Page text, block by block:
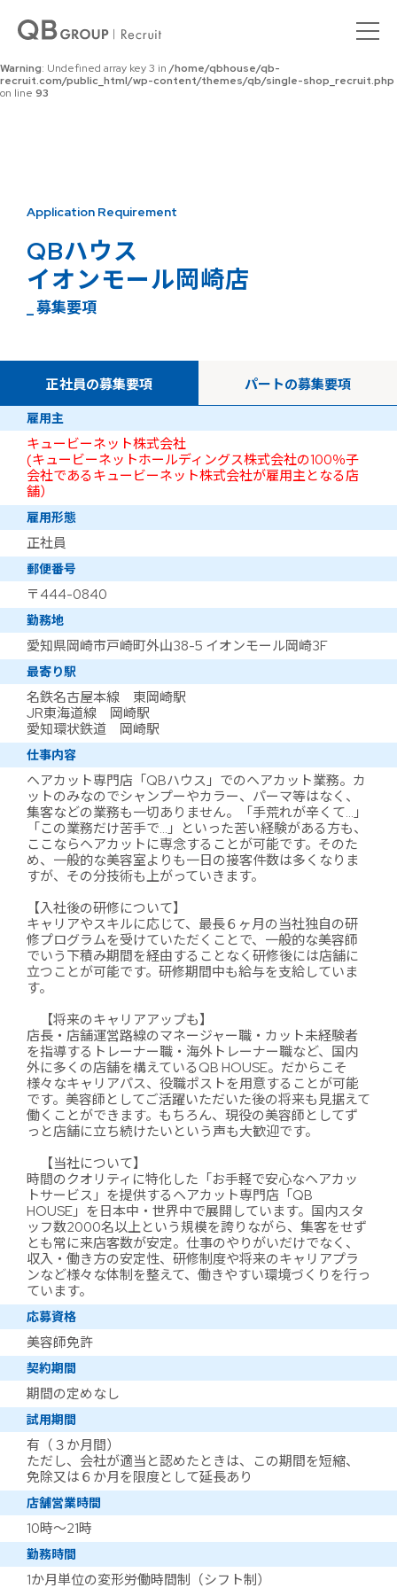
Warning : Undefined array key 0 in
recruit.com/public_html/wp-content/themes/qb/single-shop_recruit.php
on line92
Warning: Undefined array key 3 in /home/qbhouse/qb-
recruit.com/public_html/wp-content/themes/qb/single-shop_recruit.php
on line 93
Application Requirement
QBハウス
イオンモール岡崎店
_ 募集要項
正社員の募集要項 パートの募集要項
雇用主
キュービーネット株式会社
(キュービーネットホールディングス株式会社の100％子
会社であるキュービーネット株式会社が雇用主となる店
舗）
雇用形態
正社員
郵便番号
〒444-0840
勤務地
愛知県岡崎市戸崎町外山38-5 イオンモール岡崎3F
最寄り駅
名鉄名古屋本線 東岡崎駅
JR東海道線 岡崎駅
愛知環状鉄道 岡崎駅
仕事内容
ヘアカット専門店「QBハウス」でのヘアカット業務。カ
ットのみなのでシャンプーやカラー、パーマ等はなく、
集客などの業務も一切ありません。「手荒れが辛くて…」
「この業務だけ苦手で…」といった苦い経験がある方も、
ここならヘアカットに専念することが可能です。そのた
め、一般的な美容室よりも一日の接客件数は多くなりま
すが、その分技術も上がっていきます。
【入社後の研修について】
キャリアやスキルに応じて、最長６ヶ月の当社独自の研
修プログラムを受けていただくことで、一般的な美容師
でいう下積み期間を経由することなく研修後には店舗に
立つことが可能です。研修期間中も給与を支給していま
す。
【将来のキャリアアップも】
店長・店舗運営路線のマネージャー職・カット未経験者
を指導するトレーナー職・海外トレーナー職など、国内
外に多くの店舗を構えているQB HOUSE。だからこそ
様々なキャリアパス、役職ポストを用意することが可能
です。美容師としてご活躍いただいた後の将来も見据えて
働くことができます。もちろん、現役の美容師としてず
っと店舗に立ち続けたいという声も大歓迎です。
【当社について】
時間のクオリティに特化した「お手軽で安心なヘアカッ
トサービス」を提供するヘアカット専門店「QB
HOUSE」を日本中・世界中で展開しています。国内スタ
ッフ数2000名以上という規模を誇りながら、集客をせず
とも常に来店客数が安定。仕事のやりがいだけでなく、
収入・働き方の安定性、研修制度や将来のキャリアプラ
ンなど様々な体制を整えて、働きやすい環境づくりを行っ
ています。
応募資格
美容師免許
契約期間
期間の定めなし
試用期間
有（３か月間）
ただし、会社が適当と認めたときは、この期間を短縮、
免除又は６か月を限度として延長あり
店舗営業時間
10時～21時
勤務時間
1か月単位の変形労働時間制（シフト制）